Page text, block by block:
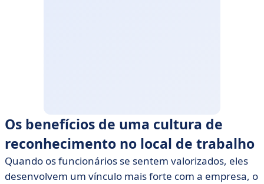
Os benefícios de uma cultura de
reconhecimento no local de trabalho
Quando os funcionários se sentem valorizados, eles
desenvolvem um vínculo mais forte com a empresa, o